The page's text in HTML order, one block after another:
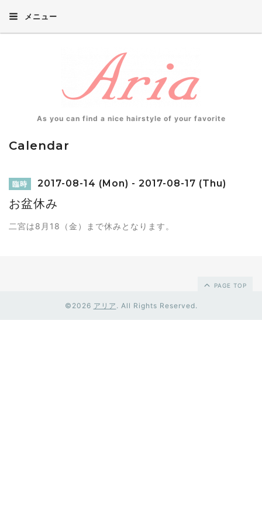
メニュー
As you can find a nice hairstyle of your favorite
Calendar
臨時 2017-08-14 (Mon) - 2017-08-17 (Thu)
お盆休み
二宮は8月18（金）まで休みとなります。
PAGE TOP
©2026 アリア . All Rights Reserved.